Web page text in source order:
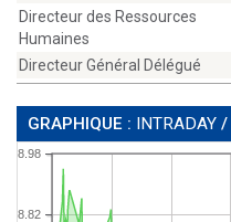
Directeur des Ressources
Humaines
Directeur Général Délégué
GRAPHIQUE : INTRADAY /
8.82
8.98